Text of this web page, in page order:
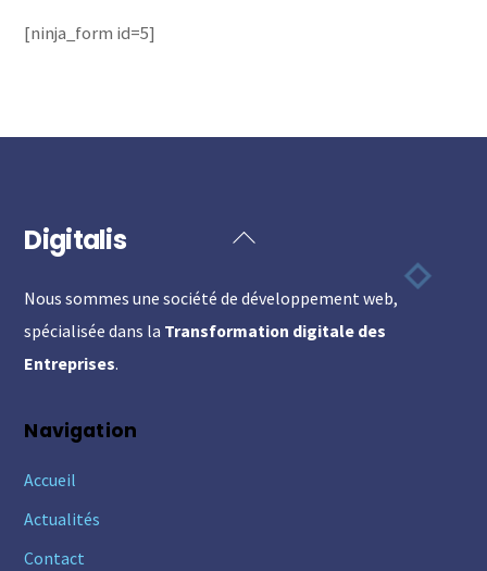
[ninja_form id=5]
Back
Top
Digitalis
Nous sommes une société de développement web,
spécialisée dans la Transformation digitale des
Entreprises.
Navigation
Accueil
Actualités
Contact